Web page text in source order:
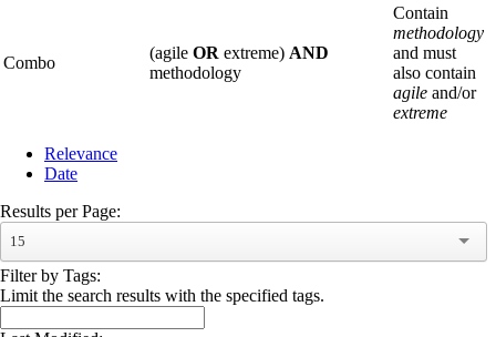
Combo
(agile OR extreme) AND
methodology
Contain
methodology
and must
also contain
agile and/or
extreme
Relevance
Date
Results per Page:
15
Filter by Tags:
Limit the search results with the specified tags.